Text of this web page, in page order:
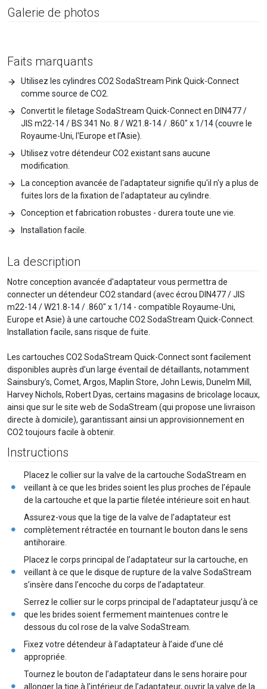
Faits marquants
Utilisez les cylindres CO2 SodaStream Pink Quick-Connect
comme source de CO2.
Convertit le filetage SodaStream Quick-Connect en DIN477 /
JIS m22-14 / BS 341 No. 8 / W21.8-14 / .860" x 1/14 (couvre le
Royaume-Uni, l'Europe et l'Asie).
Utilisez votre détendeur CO2 existant sans aucune
modification.
La conception avancée de l'adaptateur signifie qu'il n'y a plus de
fuites lors de la fixation de l'adaptateur au cylindre.
Conception et fabrication robustes - durera toute une vie.
Installation facile.
La description
Notre conception avancée d'adaptateur vous permettra de
connecter un détendeur CO2 standard (avec écrou DIN477 / JIS
m22-14 / W21.8-14 / .860" x 1/14 - compatible Royaume-Uni,
Europe et Asie) à une cartouche CO2 SodaStream Quick-Connect.
Installation facile, sans risque de fuite.
Les cartouches CO2 SodaStream Quick-Connect sont facilement
disponibles auprès d’un large éventail de détaillants, notamment
Sainsbury’s, Comet, Argos, Maplin Store, John Lewis, Dunelm Mill,
Harvey Nichols, Robert Dyas, certains magasins de bricolage locaux,
ainsi que sur le site web de SodaStream (qui propose une livraison
directe à domicile), garantissant ainsi un approvisionnement en
CO2 toujours facile à obtenir.
Instructions
Placez le collier sur la valve de la cartouche SodaStream en
veillant à ce que les brides soient les plus proches de l’épaule
de la cartouche et que la partie filetée intérieure soit en haut.
Assurez-vous que la tige de la valve de l’adaptateur est
complètement rétractée en tournant le bouton dans le sens
antihoraire.
Placez le corps principal de l’adaptateur sur la cartouche, en
veillant à ce que le disque de rupture de la valve SodaStream
s’insère dans l’encoche du corps de l’adaptateur.
Serrez le collier sur le corps principal de l’adaptateur jusqu’à ce
que les brides soient fermement maintenues contre le
dessous du col rose de la valve SodaStream.
Fixez votre détendeur à l’adaptateur à l’aide d’une clé
appropriée.
Tournez le bouton de l’adaptateur dans le sens horaire pour
allonger la tige à l’intérieur de l’adaptateur, ouvrir la valve de la
Galerie de photos